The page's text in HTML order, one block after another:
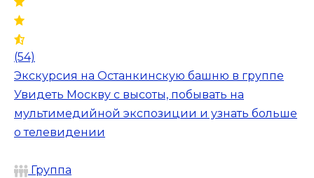
(54)
Экскурсия на Останкинскую башню в группе
Увидеть Москву с высоты, побывать на
мультимедийной экспозиции и узнать больше
о телевидении
Группа